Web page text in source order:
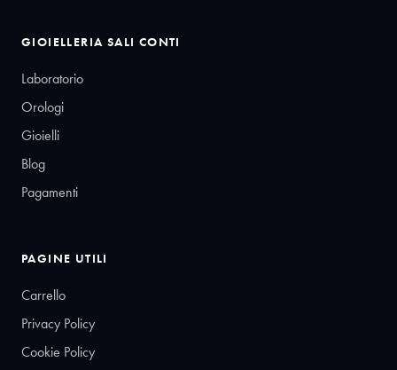
GIOIELLERIA SALI CONTI
Laboratorio
Orologi
Gioielli
Blog
Pagamenti
PAGINE UTILI
Carrello
Privacy Policy
Cookie Policy